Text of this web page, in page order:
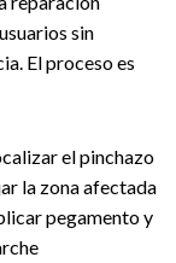
sin
El proceso es
el pinchazo
la zona afectada
pegamento y